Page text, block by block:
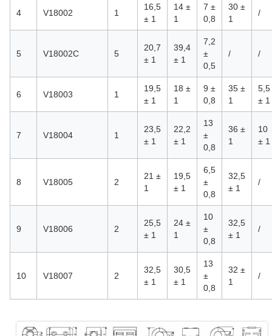
4 V18002 1
16,5
± 1
14 ±
1
7 ±
0,8
30 ±
1
/
5 V18002C 5
20,7
± 1
39,4
± 1
7,2
±
0,5
/ /
6 V18003 1
19,5
± 1
18 ±
1
9 ±
0,8
35 ±
1
5,5
± 1
7 V18004 1
23,5
± 1
22,2
± 1
13
±
0,8
36 ±
1
10
± 1
8 V18005 2
21 ±
1
19,5
± 1
6,5
±
0,8
32,5
± 1
/
9 V18006 2
25,5
± 1
24 ±
1
10
±
0,8
32,5
± 1
/
10 V18007 2
32,5
± 1
30,5
± 1
13
±
0,8
32 ±
1
/